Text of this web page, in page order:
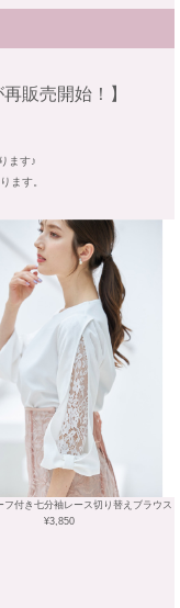
販売開始！】
ます♪
ます。
フ付き七分袖レース切り替えブラウス
¥3,850